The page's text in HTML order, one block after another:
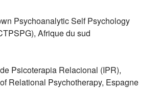
Psychoanalytic Self Psychology
Afrique du sud
Psicoterapia Relacional (IPR),
Relational Psychotherapy, Espagne